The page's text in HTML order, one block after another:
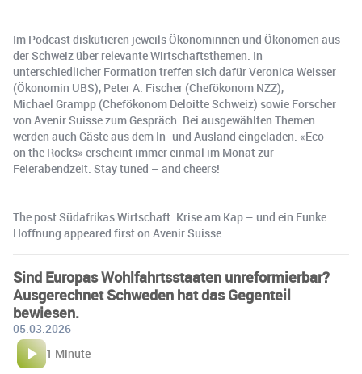
Im Podcast diskutieren jeweils Ökonominnen und Ökonomen aus
der Schweiz über relevante Wirtschaftsthemen. In
unterschiedlicher Formation treffen sich dafür Veronica Weisser
(Ökonomin UBS), Peter A. Fischer (Chefökonom NZZ),
Michael Grampp (Chefökonom Deloitte Schweiz) sowie Forscher
von Avenir Suisse zum Gespräch. Bei ausgewählten Themen
werden auch Gäste aus dem In- und Ausland eingeladen. «Eco
on the Rocks» erscheint immer einmal im Monat zur
Feierabendzeit. Stay tuned – and cheers!
The post Südafrikas Wirtschaft: Krise am Kap – und ein Funke
Hoffnung appeared first on Avenir Suisse.
Sind Europas Wohlfahrtsstaaten unreformierbar?
Ausgerechnet Schweden hat das Gegenteil
bewiesen.
05.03.2026
1 Minute